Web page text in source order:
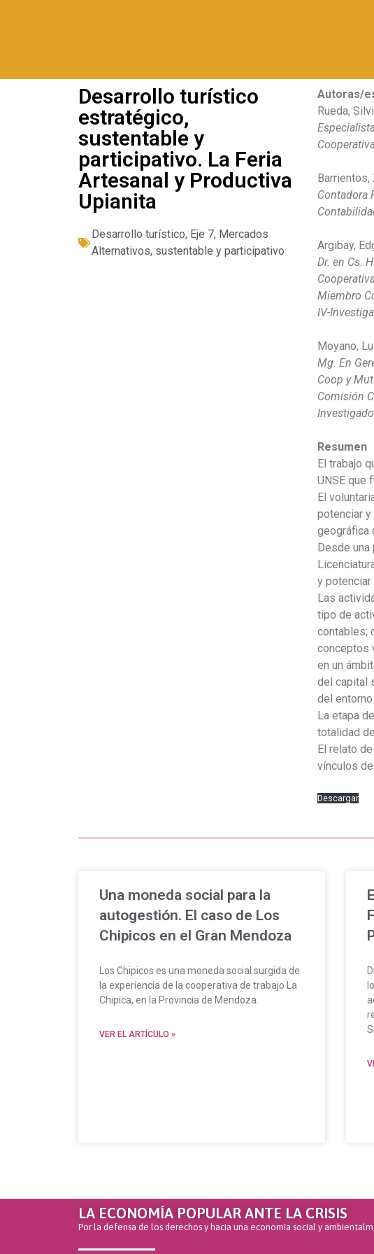
Desarrollo turístico
estratégico,
sustentable y
participativo. La Feria
Artesanal y Productiva
Upianita
Desarrollo turístico, Eje 7, Mercados
Alternativos, sustentable y participativo
Autoras/
Rueda,
Barrientos,
Contadora
Argibay,
Dr. en Cs.
Miembro
IV-
Moyano,
Mg. En
Coop y
Comisión
Resumen
El trabajo
UNSE que
El
potenciar
geográfica
Desde una
y
Las
tipo de
contables;
conceptos
en un
del capital
del
La etapa
totalidad
El relato
vínculos
Descargar
Una moneda social para la
autogestión. El caso de Los
Chipicos en el Gran Mendoza
Los Chipicos es una moneda social surgida de
la experiencia de la cooperativa de trabajo La
Chipica, en la Provincia de Mendoza.
VER EL ARTÍCULO »
LA ECONOMÍA POPULAR ANTE LA CRISIS
Por la defensa de los derechos y hacia una economía social y